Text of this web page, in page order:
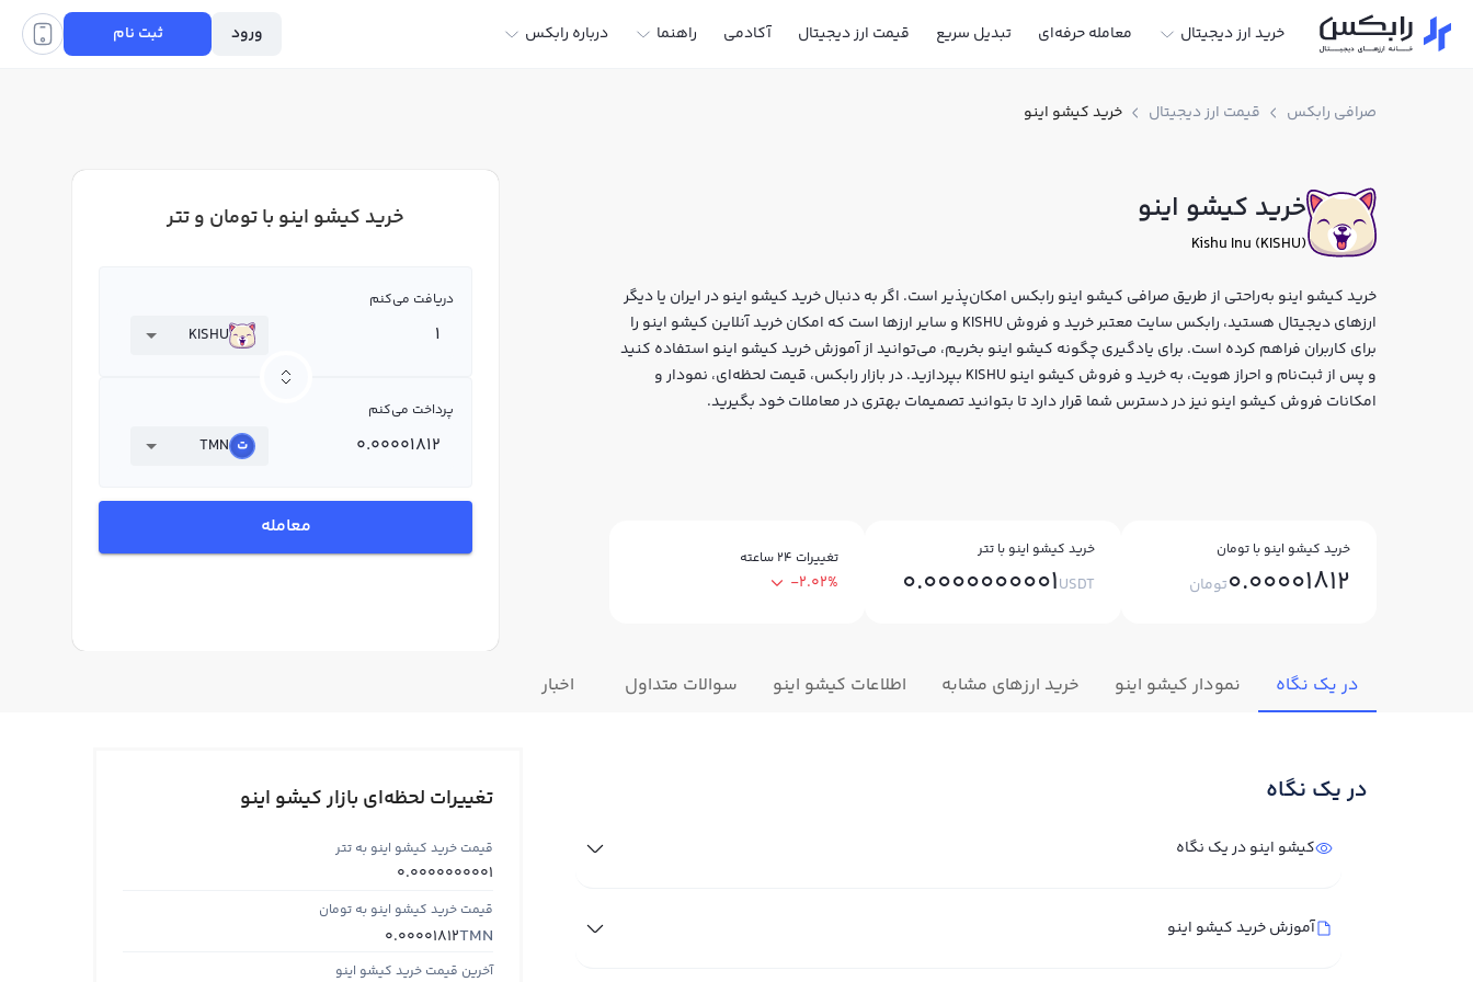
خرید ارز دیجیتال معامله حرفه‌ای تبدیل سریع قیمت ارز دیجیتال آکادمی راهنما درباره رابکس ورود ثبت نام
صرافی رابکس قیمت ارز دیجیتال خرید کیشو اینو
خرید کیشو اینو
Kishu Inu (KISHU)
خرید کیشو اینو به‌راحتی از طریق صرافی کیشو اینو رابکس امکان‌پذیر است. اگر به دنبال خرید کیشو اینو در ایران یا دیگر
ارزهای دیجیتال هستید، رابکس سایت معتبر خرید و فروش KISHU و سایر ارزها است که امکان خرید آنلاین کیشو اینو را
برای کاربران فراهم کرده است. برای یادگیری چگونه کیشو اینو بخریم، می‌توانید از آموزش خرید کیشو اینو استفاده کنید
و پس از ثبت‌نام و احراز هویت، به خرید و فروش کیشو اینو KISHU بپردازید. در بازار رابکس، قیمت لحظه‌ای، نمودار و
امکانات فروش کیشو اینو نیز در دسترس شما قرار دارد تا بتوانید تصمیمات بهتری در معاملات خود بگیرید.
خرید کیشو اینو با تومان
0.00001812تومان
خرید کیشو اینو با تتر
0.0000000001USDT
تغییرات ۲۴ ساعته
-2.02%
خرید کیشو اینو با تومان و تتر
دریافت می‌کنم
KISHU
پرداخت می‌کنم
TMN
معامله
در یک نگاه نمودار کیشو اینو خرید ارزهای مشابه اطلاعات کیشو اینو سوالات متداول اخبار
در یک نگاه
کیشو اینو در یک نگاه
آموزش خرید کیشو اینو
تغییرات لحظه‌ای بازار کیشو اینو
قیمت خرید کیشو اینو به تتر
0.0000000001
قیمت خرید کیشو اینو به تومان
TMN
0.00001812
آخرین قیمت خرید کیشو اینو